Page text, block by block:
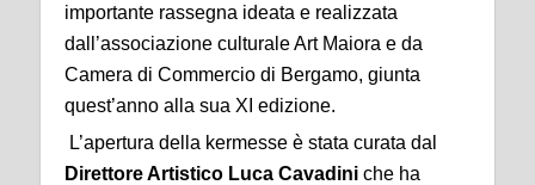
importante rassegna ideata e realizzata
dall’associazione culturale Art Maiora e da
Camera di Commercio di Bergamo, giunta
quest’anno alla sua XI edizione.
L’apertura della kermesse è stata curata dal
Direttore Artistico Luca Cavadini che ha